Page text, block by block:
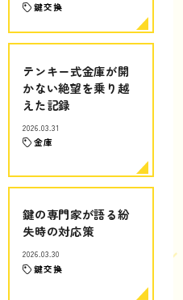
鍵交換
テンキー式金庫が開
かない絶望を乗り越
えた記録
2026.03.31
金庫
鍵の専門家が語る紛
失時の対応策
2026.03.30
鍵交換